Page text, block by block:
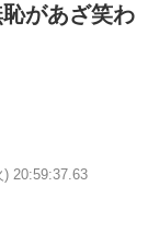
があざ笑わ
) 20:59:37.63